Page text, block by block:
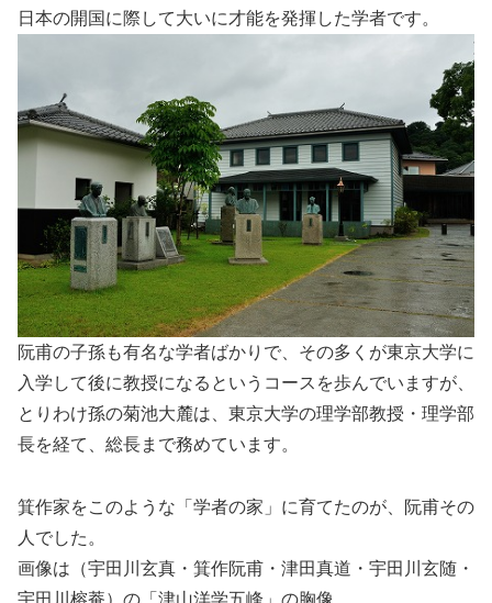
日本の開国に際して大いに才能を発揮した学者です。
阮甫の子孫も有名な学者ばかりで、その多くが東京大学に
入学して後に教授になるというコースを歩んでいますが、
とりわけ孫の菊池大麓は、東京大学の理学部教授・理学部
長を経て、総長まで務めています。
箕作家をこのような「学者の家」に育てたのが、阮甫その
人でした。
画像は（宇田川玄真・箕作阮甫・津田真道・宇田川玄随・
宇田川榕菴）の「津山洋学五峰」の胸像。